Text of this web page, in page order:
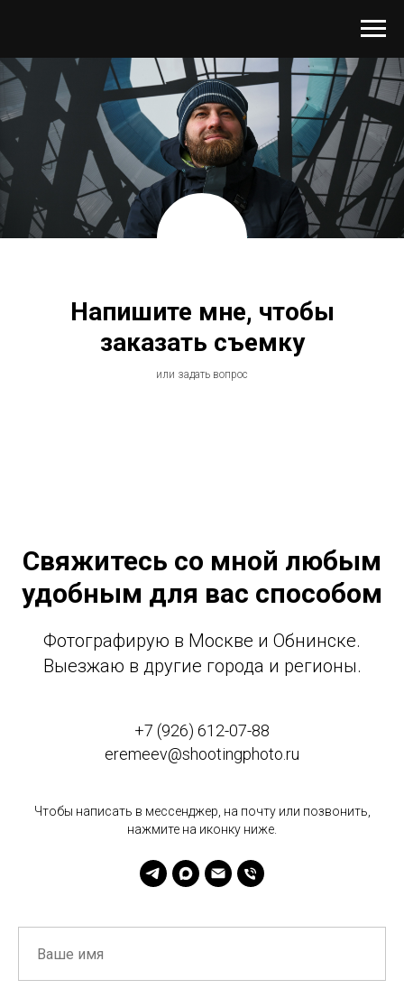
Напишите мне, чтобы
заказать съемку
или задать вопрос
Свяжитесь со мной любым
удобным для вас способом
Фотографирую в Москве и Обнинске.
Выезжаю в другие города и регионы.
+7 (926) 612-07-88
eremeev@shootingphoto.ru
Чтобы написать в мессенджер, на почту или позвонить,
нажмите на иконку ниже.